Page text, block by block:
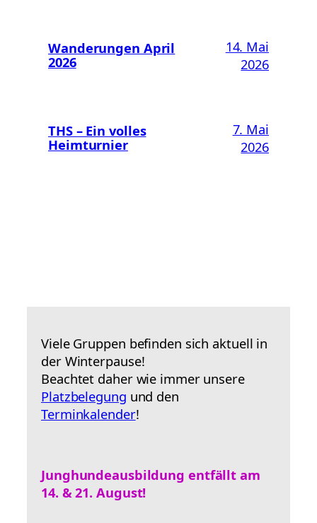
Wanderungen April
2026
14. Mai
2026
THS – Ein volles
Heimturnier
7. Mai
2026
Viele Gruppen befinden sich aktuell in
der Winterpause!
Beachtet daher wie immer unsere
Platzbelegung und den
Terminkalender!
Junghundeausbildung entfällt am
14. & 21. August!